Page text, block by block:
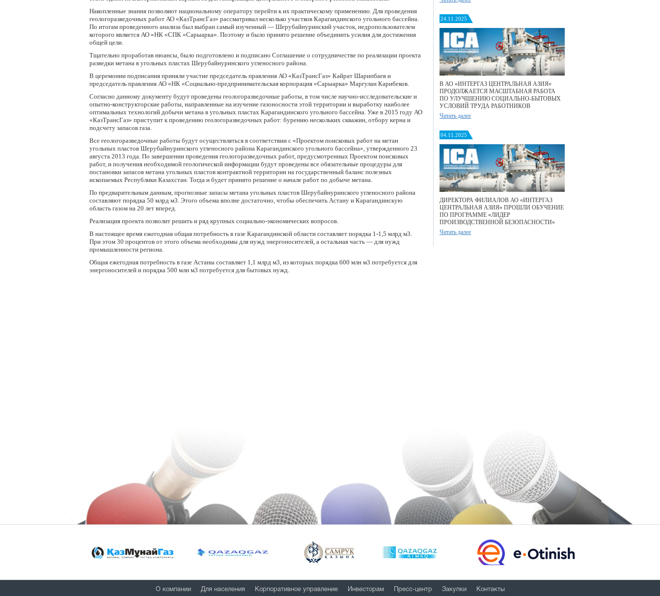
Накопленные знания позволяют национальному оператору перейти к их практическому применению. Для проведения
геологоразведочных работ АО «КазТрансГаз» рассматривал несколько участков Карагандинского угольного бассейна.
По итогам проведенного анализа был выбран самый изученный — Шерубайнуринский участок, недропользователем
которого является АО «НК «СПК «Сарыарка». Поэтому и было принято решение объединить усилия для достижения
общей цели.
Тщательно проработав нюансы, было подготовлено и подписано Соглашение о сотрудничестве по реализации проекта
разведки метана в угольных пластах Шерубайнуринского угленосного района.
В церемонии подписания приняли участие председатель правления АО «КазТрансГаз» Кайрат Шарипбаев и
председатель правления АО «НК «Социально-предпринимательская корпорация «Сарыарка» Маргулан Карибеков.
Согласно данному документу будут проведены геологоразведочные работы, в том числе научно-исследовательские и
опытно-конструкторские работы, направленные на изучение газоносности этой территории и выработку наиболее
оптимальных технологий добычи метана в угольных пластах Карагандинского угольного бассейна. Уже в 2015 году АО
«КазТрансГаз» приступит к проведению геологоразведочных работ: бурению нескольких скважин, отбору керна и
подсчету запасов газа.
Все геологоразведочные работы будут осуществляться в соответствии с «Проектом поисковых работ на метан
угольных пластов Шерубайнуринского угленосного района Карагандинского угольного бассейна», утвержденного 23
августа 2013 года. По завершении проведения геологоразведочных работ, предусмотренных Проектом поисковых
работ, и получения необходимой геологической информации будут проведены все обязательные процедуры для
постановки запасов метана угольных пластов контрактной территории на государственный баланс полезных
ископаемых Республики Казахстан. Тогда и будет принято решение о начале работ по добыче метана.
По предварительным данным, прогнозные запасы метана угольных пластов Шерубайнуринского угленосного района
составляют порядка 50 млрд м3. Этого объема вполне достаточно, чтобы обеспечить Астану и Карагандинскую
область газом на 20 лет вперед.
Реализация проекта позволит решить и ряд крупных социально-экономических вопросов.
В настоящее время ежегодная общая потребность в газе Карагандинской области составляет порядка 1-1,5 млрд м3.
При этом 30 процентов от этого объема необходимы для нужд энергоносителей, а остальная часть — для нужд
промышленности региона.
Общая ежегодная потребность в газе Астаны составляет 1,1 млрд м3, из которых порядка 600 млн м3 потребуется для
энергоносителей и порядка 500 млн м3 потребуется для бытовых нужд.
24.11.2025
В АО «ИНТЕРГАЗ ЦЕНТРАЛЬНАЯ АЗИЯ»
ПРОДОЛЖАЕТСЯ МАСШТАБНАЯ РАБОТА
ПО УЛУЧШЕНИЮ СОЦИАЛЬНО-БЫТОВЫХ
УСЛОВИЙ ТРУДА РАБОТНИКОВ
Читать далее
04.11.2025
ДИРЕКТОРА ФИЛИАЛОВ АО «ИНТЕРГАЗ
ЦЕНТРАЛЬНАЯ АЗИЯ» ПРОШЛИ ОБУЧЕНИЕ
ПО ПРОГРАММЕ «ЛИДЕР
ПРОИЗВОДСТВЕННОЙ БЕЗОПАСНОСТИ»
Читать далее
О компании Для населения Корпоративное управление Инвесторам Пресс-центр Закупки Контакты